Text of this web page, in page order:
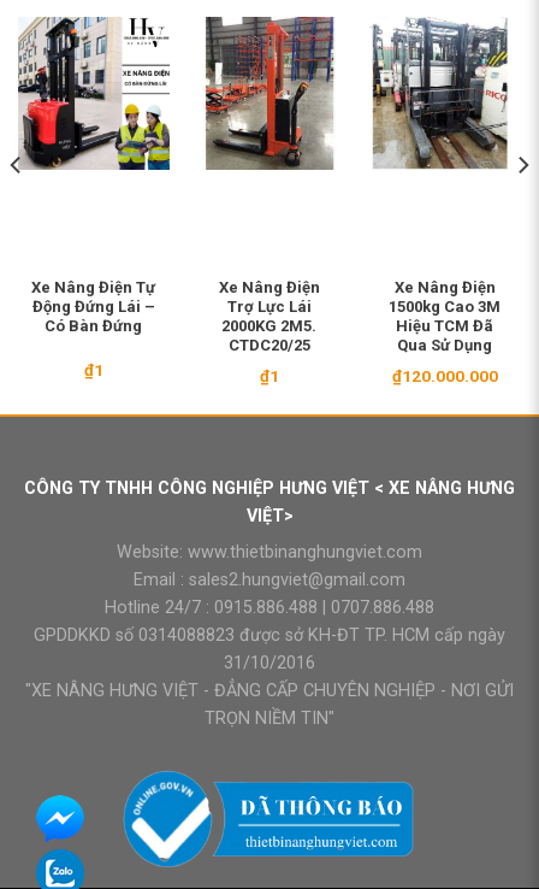
Xe Nâng Điện Tự
Động Đứng Lái –
Có Bàn Đứng
₫1
Xe Nâng Điện
Trợ Lực Lái
2000KG 2M5.
CTDC20/25
₫1
Xe Nâng Điện
1500kg Cao 3M
Hiệu TCM Đã
Qua Sử Dụng
₫120.000.000
CÔNG TY TNHH CÔNG NGHIỆP HƯNG VIỆT < XE NÂNG HƯNG
VIỆT>
Website: www.thietbinanghungviet.com
Email : sales2.hungviet@gmail.com
Hotline 24/7 : 0915.886.488
0707.886.488
GPDDKKD số 0314088823 được sở KH-ĐT TP. HCM cấp ngày
31/10/2016
"XE NÂNG HƯNG VIỆT - ĐẲNG CẤP CHUYÊN NGHIỆP - NƠI GỬI
TRỌN NIỀM TIN"